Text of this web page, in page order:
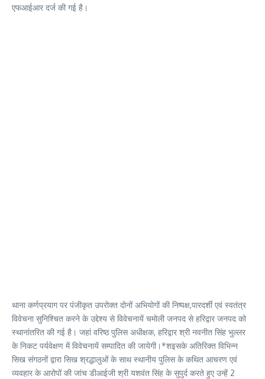
एफआईआर दर्ज की गई है।
थाना कर्णप्रयाग पर पंजीकृत उपरोक्त दोनों अभियोगों की निष्पक्ष,पारदर्शी एवं स्वतंत्र
विवेचना सुनिश्चित करने के उद्देश्य से विवेचनायें चमोली जनपद से हरिद्वार जनपद को
स्थानांतरित की गई है। जहां वरिष्ठ पुलिस अधीक्षक, हरिद्वार श्री नवनीत सिंह भुल्लर
के निकट पर्यवेक्षण में विवेचनायें सम्पादित की जायेगी।*शइसके अतिरिक्त विभिन्न
सिख संगठनों द्वारा सिख श्रद्धालुओं के साथ स्थानीय पुलिस के कथित आचरण एवं
व्यवहार के आरोपों की जांच डीआईजी श्री यशवंत सिंह के सुपुर्द करते हुए उन्हें 2